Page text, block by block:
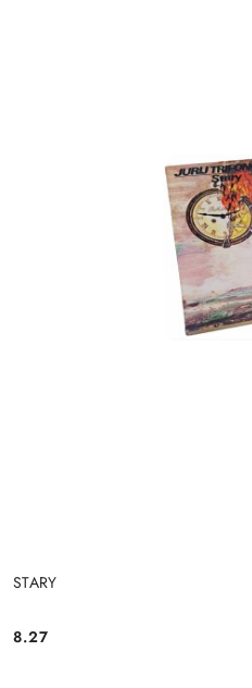
STARY
Cena:
8.27